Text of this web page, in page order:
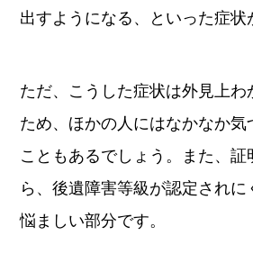
出すようになる、といった症状
ただ、こうした症状は外見上わ
ため、ほかの人にはなかなか気
こともあるでしょう。また、証
ら、後遺障害等級が認定されに
悩ましい部分です。